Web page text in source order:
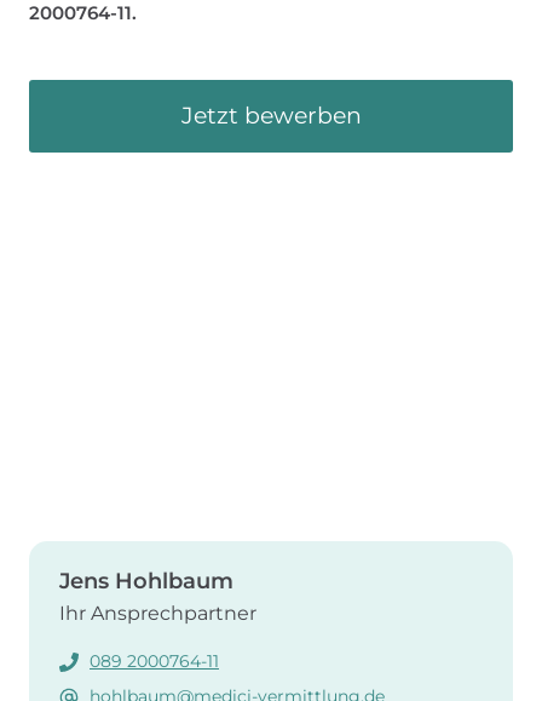
2000764-11.
Jetzt bewerben
Jens Hohlbaum
Ihr Ansprechpartner
089 2000764-11
hohlbaum@medici-vermittlung.de